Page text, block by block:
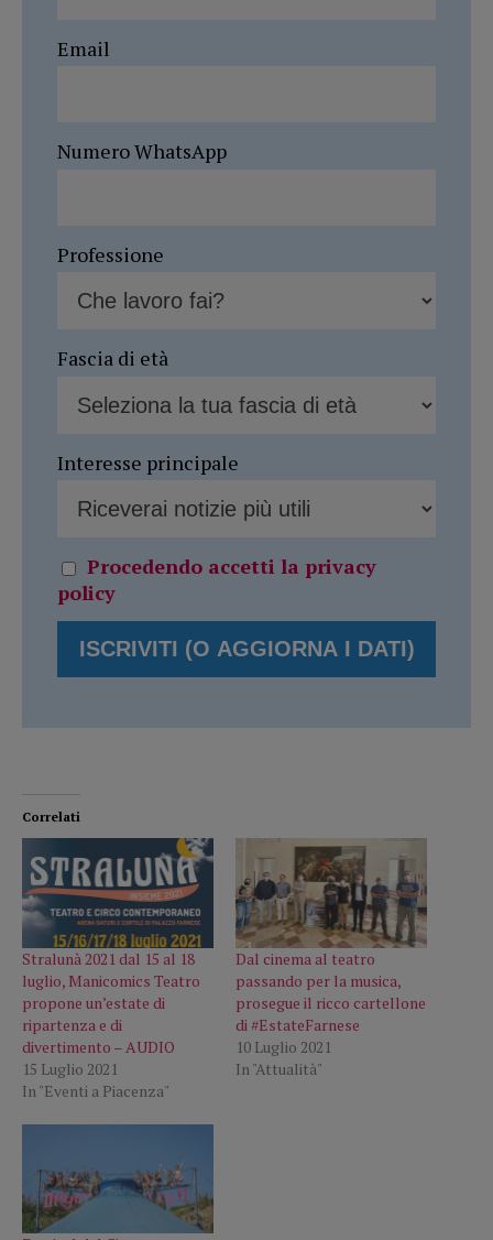
Email
Numero WhatsApp
Professione
Fascia di età
Interesse principale
Procedendo accetti la privacy
policy
Correlati
Stralunà 2021 dal 15 al 18
luglio, Manicomics Teatro
propone un’estate di
ripartenza e di
divertimento – AUDIO
15 Luglio 2021
In "Eventi a Piacenza"
Dal cinema al teatro
passando per la musica,
prosegue il ricco cartellone
di #EstateFarnese
10 Luglio 2021
In "Attualità"